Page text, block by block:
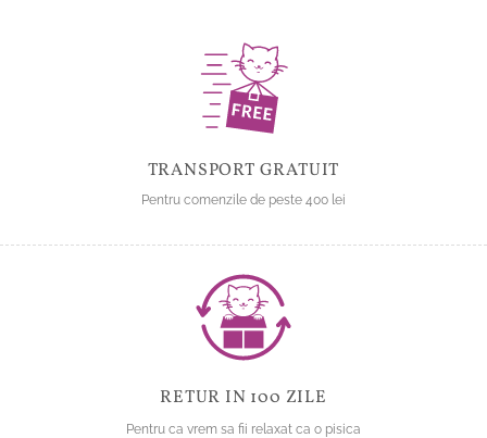
TRANSPORT GRATUIT
Pentru comenzile de peste 400 lei
RETUR IN 100 ZILE
Pentru ca vrem sa fii relaxat ca o pisica